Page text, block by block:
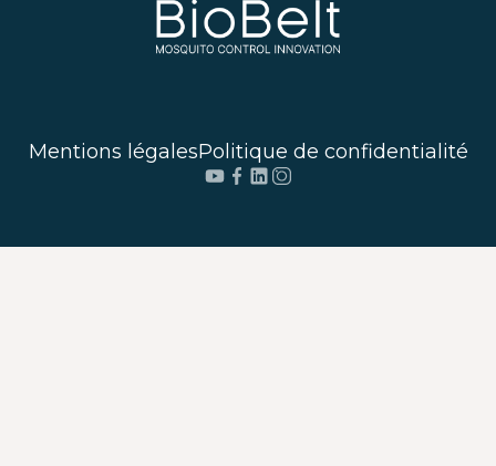
Mentions légalesPolitique de confidentialité